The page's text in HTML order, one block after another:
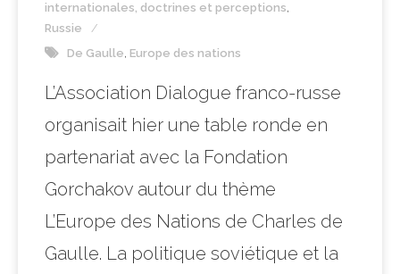
internationales, doctrines et perceptions,
Russie
De Gaulle, Europe des nations
L’Association Dialogue franco-russe
organisait hier une table ronde en
partenariat avec la Fondation
Gorchakov autour du thème
L’Europe des Nations de Charles de
Gaulle. La politique soviétique et la